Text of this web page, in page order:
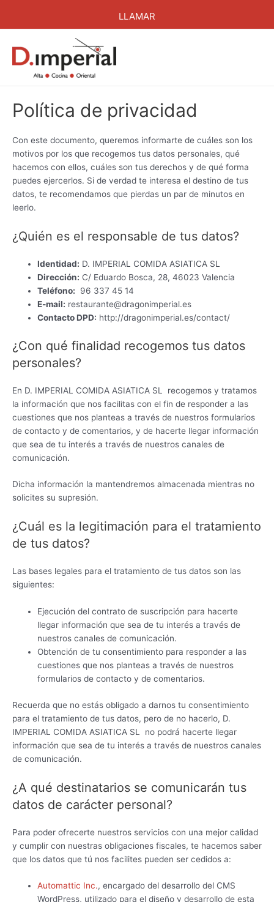
LLAMAR
Política de privacidad
Con este documento, queremos informarte de cuáles son los
motivos por los que recogemos tus datos personales, qué
hacemos con ellos, cuáles son tus derechos y de qué forma
puedes ejercerlos. Si de verdad te interesa el destino de tus
datos, te recomendamos que pierdas un par de minutos en
leerlo.
¿Quién es el responsable de tus datos?
Identidad: D. IMPERIAL COMIDA ASIATICA SL
Dirección: C/ Eduardo Bosca, 28, 46023 Valencia
Teléfono: 96 337 45 14
E-mail: restaurante@dragonimperial.es
Contacto DPD: http://dragonimperial.es/contact/
¿Con qué finalidad recogemos tus datos
personales?
En D. IMPERIAL COMIDA ASIATICA SL recogemos y tratamos
la información que nos facilitas con el fin de responder a las
cuestiones que nos planteas a través de nuestros formularios
de contacto y de comentarios, y de hacerte llegar información
que sea de tu interés a través de nuestros canales de
comunicación.
Dicha información la mantendremos almacenada mientras no
solicites su supresión.
¿Cuál es la legitimación para el tratamiento
de tus datos?
Las bases legales para el tratamiento de tus datos son las
siguientes:
Ejecución del contrato de suscripción para hacerte
llegar información que sea de tu interés a través de
nuestros canales de comunicación.
Obtención de tu consentimiento para responder a las
cuestiones que nos planteas a través de nuestros
formularios de contacto y de comentarios.
Recuerda que no estás obligado a darnos tu consentimiento
para el tratamiento de tus datos, pero de no hacerlo, D.
IMPERIAL COMIDA ASIATICA SL no podrá hacerte llegar
información que sea de tu interés a través de nuestros canales
de comunicación.
¿A qué destinatarios se comunicarán tus
datos de carácter personal?
Para poder ofrecerte nuestros servicios con una mejor calidad
y cumplir con nuestras obligaciones fiscales, te hacemos saber
que los datos que tú nos facilites pueden ser cedidos a:
Automattic Inc., encargado del desarrollo del CMS
WordPress, utilizado para el diseño y desarrollo de esta